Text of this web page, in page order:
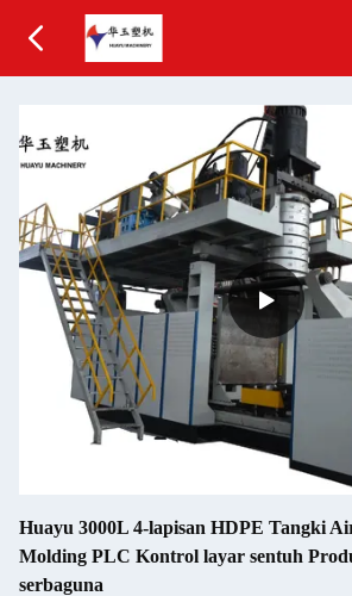
Huayu 3000L 4-lapisan HDPE Tangki
Molding PLC Kontrol layar sentuh
serbaguna